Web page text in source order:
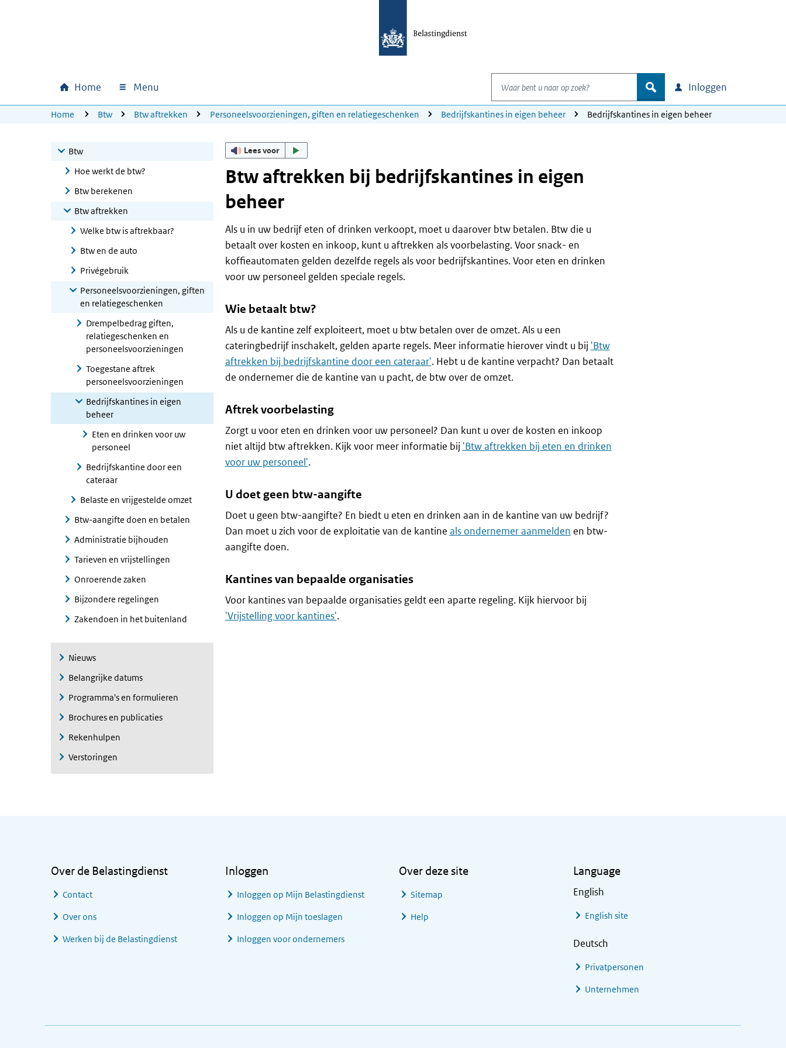
Hoofdnavigatie
Home Menu
Waar bent u naar op zoek?
zoek Inloggen
U bevindt zich hier:
Home Btw Btw aftrekken Personeelsvoorzieningen, giften en relatiegeschenken Bedrijfskantines in eigen beheer Bedrijfskantines in eigen beheer
Btw
Hoe werkt de btw?
Btw berekenen
Btw aftrekken
Welke btw is aftrekbaar?
Btw en de auto
Privégebruik
Personeelsvoorzieningen, giften
en relatiegeschenken
Drempelbedrag giften,
relatiegeschenken en
personeelsvoorzieningen
Toegestane aftrek
personeelsvoorzieningen
Bedrijfskantines in eigen
beheer
Eten en drinken voor uw
personeel
Bedrijfskantine door een
cateraar
Belaste en vrijgestelde omzet
Btw-aangifte doen en betalen
Administratie bijhouden
Tarieven en vrijstellingen
Onroerende zaken
Bijzondere regelingen
Zakendoen in het buitenland
Nieuws
Belangrijke datums
Programma's en formulieren
Brochures en publicaties
Rekenhulpen
Verstoringen
Lees voor
Btw aftrekken bij bedrijfskantines in eigen
beheer
Als u in uw bedrijf eten of drinken verkoopt, moet u daarover btw betalen. Btw die u
betaalt over kosten en inkoop, kunt u aftrekken als voorbelasting. Voor snack- en
koffieautomaten gelden dezelfde regels als voor bedrijfskantines. Voor eten en drinken
voor uw personeel gelden speciale regels.
Wie betaalt btw?
Als u de kantine zelf exploiteert, moet u btw betalen over de omzet. Als u een
cateringbedrijf inschakelt, gelden aparte regels. Meer informatie hierover vindt u bij 'Btw
aftrekken bij bedrijfskantine door een cateraar'. Hebt u de kantine verpacht? Dan betaalt
de ondernemer die de kantine van u pacht, de btw over de omzet.
Aftrek voorbelasting
Zorgt u voor eten en drinken voor uw personeel? Dan kunt u over de kosten en inkoop
niet altijd btw aftrekken. Kijk voor meer informatie bij 'Btw aftrekken bij eten en drinken
voor uw personeel'.
U doet geen btw-aangifte
Doet u geen btw-aangifte? En biedt u eten en drinken aan in de kantine van uw bedrijf?
Dan moet u zich voor de exploitatie van de kantine als ondernemer aanmelden en btw-
aangifte doen.
Kantines van bepaalde organisaties
Voor kantines van bepaalde organisaties geldt een aparte regeling. Kijk hiervoor bij
'Vrijstelling voor kantines'.
Over de Belastingdienst
Contact
Over ons
Werken bij de Belastingdienst
Inloggen
Inloggen op Mijn Belastingdienst
Inloggen op Mijn toeslagen
Inloggen voor ondernemers
Over deze site
Sitemap
Help
Language
English
English site
Deutsch
Privatpersonen
Unternehmen